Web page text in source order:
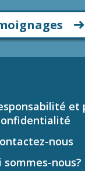
et
nous
sommes-nous?